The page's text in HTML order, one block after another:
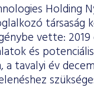
Holding
társaság
vette: 2019
és
tavalyi év